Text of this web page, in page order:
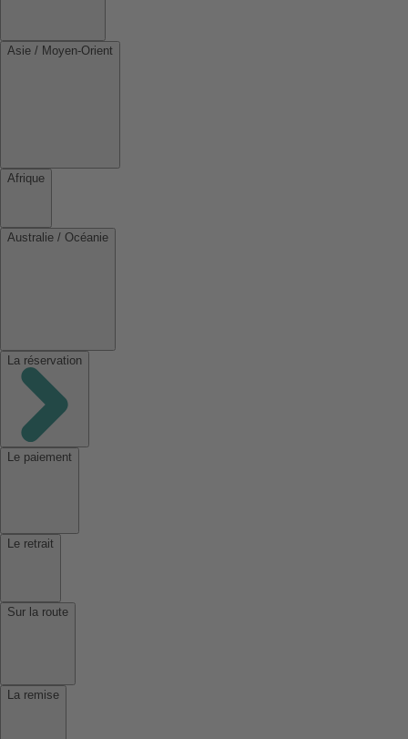
Asie / Moyen-Orient
Afrique
Australie / Océanie
La réservation
Le paiement
Le retrait
Sur la route
La remise